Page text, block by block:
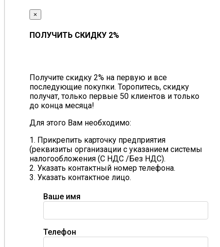
×
ПОЛУЧИТЬ СКИДКУ 2%
Получите скидку 2% на первую и все
последующие покупки. Торопитесь, скидку
получат, только первые 50 клиентов и только
до конца месяца!
Для этого Вам необходимо:
1. Прикрепить карточку предприятия
(реквизиты организации с указанием системы
налогообложения (С НДС /Без НДС).
2. Указать контактный номер телефона.
3. Указать контактное лицо.
Ваше имя
Телефон